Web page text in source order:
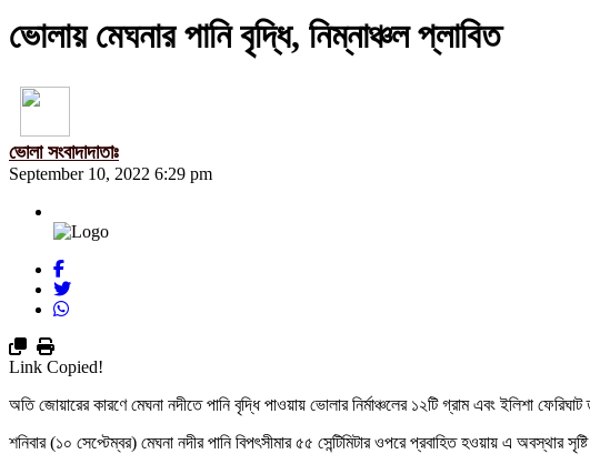
ভোলায় মেঘনার পানি বৃদ্ধি, নিম্নাঞ্চল প্লাবিত
ভোলা সংবাদাদাতাঃ
September 10, 2022 6:29 pm
Link Copied!
অতি জোয়ারের কারণে মেঘনা নদীতে পানি বৃদ্ধি পাওয়ায় ভোলার নির্মাঞ্চলের ১২টি গ্রাম এবং ইলিশা
শনিবার (১০ সেপ্টেম্বর) মেঘনা নদীর পানি বিপৎসীমার ৫৫ সেন্টিমিটার ওপরে প্রবাহিত হওয়ায় এ অবস্থার